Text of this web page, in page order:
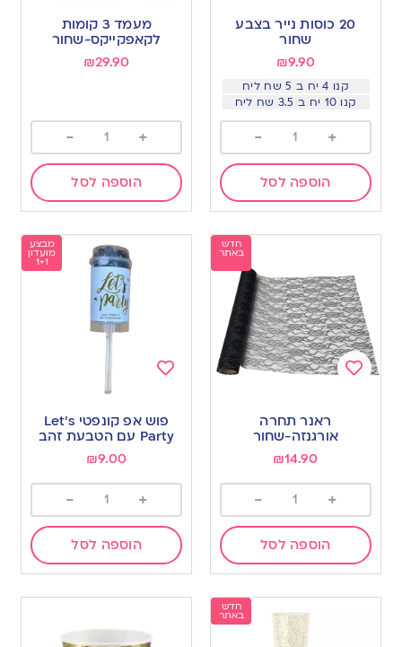
20 כוסות נייר בצבע
שחור
₪9.90
קנו 4 יח ב 5 שח ליח
קנו 10 יח ב 3.5 שח ליח
+
-
הוספה לסל
wishlist
מעמד 3 קומות
לקאפקייקס-שחור
₪29.90
+
-
הוספה לסל
חדש
באתר
wishlist
ראנר תחרה
אורגנזה-שחור
₪14.90
+
-
הוספה לסל
מבצע
מועדון
1+1
wishlist
פוש אפ קונפטי Let’s
Party עם הטבעת זהב
₪9.00
+
-
הוספה לסל
חדש
באתר